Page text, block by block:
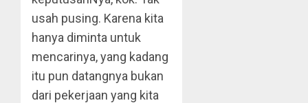
usah pusing. Karena kita
hanya diminta untuk
mencarinya, yang kadang
itu pun datangnya bukan
dari pekerjaan yang kita